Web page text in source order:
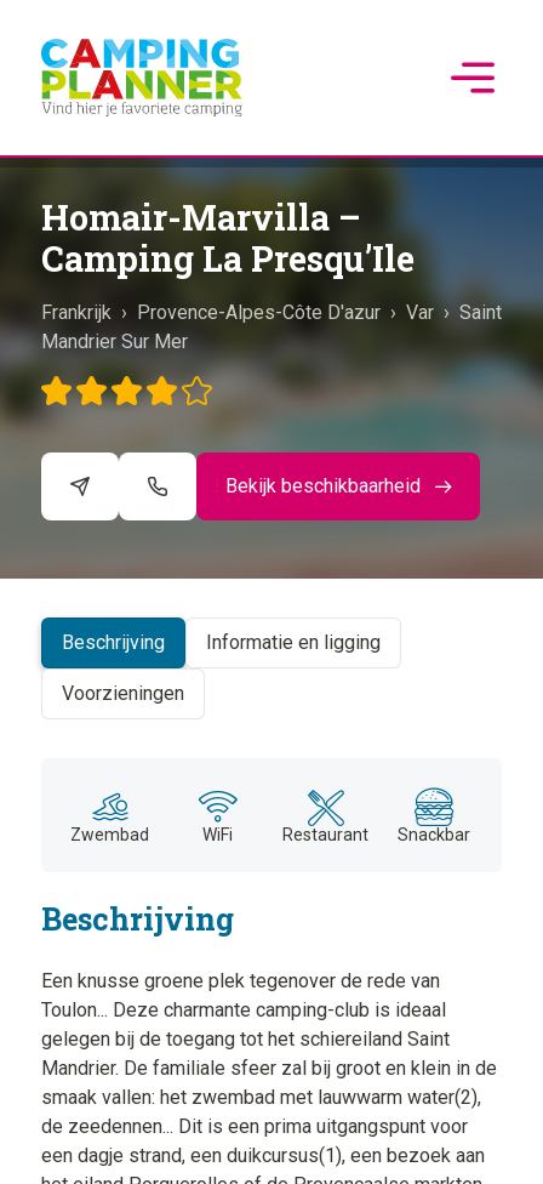
Homair-Marvilla –
Camping La Presqu’Ile
Frankrijk › Provence-Alpes-Côte D'azur › Var › Saint
Mandrier Sur Mer
Bekijk beschikbaarheid
+
Beschrijving Informatie en ligging
Voorzieningen
Zwembad WiFi Restaurant Snackbar
Beschrijving
Een knusse groene plek tegenover de rede van
Toulon... Deze charmante camping-club is ideaal
gelegen bij de toegang tot het schiereiland Saint
Mandrier. De familiale sfeer zal bij groot en klein in de
smaak vallen: het zwembad met lauwwarm water(2),
de zeedennen... Dit is een prima uitgangspunt voor
een dagje strand, een duikcursus(1), een bezoek aan